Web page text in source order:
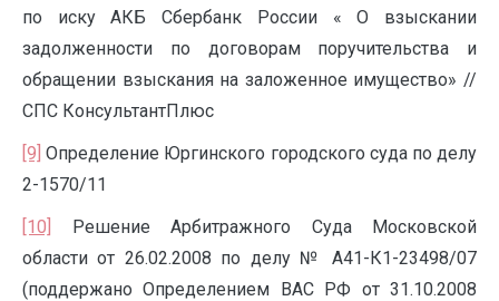
по иску АКБ Сбербанк России « О взыскании
задолженности по договорам поручительства и
обращении взыскания на заложенное имущество» //
СПС КонсультантПлюс
[9] Определение Юргинского городского суда по делу
2-1570/11
[10]
Решение Арбитражного Суда Московской
области от 26.02.2008 по делу № А41-К1-23498/07
(поддержано Определением ВАС РФ от 31.10.2008